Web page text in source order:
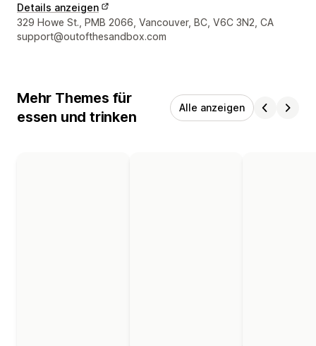
Details anzeigen
Designer-Kontaktdaten
329 Howe St., PMB 2066, Vancouver, BC, V6C 3N2, CA
support@outofthesandbox.com
Mehr Themes für
essen und trinken
Alle anzeigen